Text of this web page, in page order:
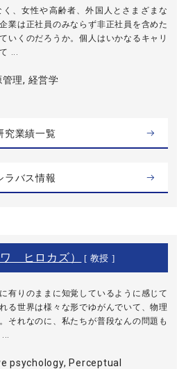
、女性や高齢者、外国人とさまざまな
業は正社員のみならず非正社員を含めた
いくのだろうか。個人はいかなるキャリ
...
管理, 経営学
究業績一覧
ラバス情報
ヒロカズ） [ 教授 ]
有りのままに知覚しているように感じて
る世界は様々な形でゆがんでいて、物理
それなのに、私たちが普段なんの問題も
psychology, Perceptual